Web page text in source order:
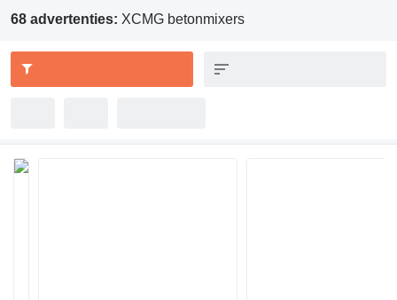
68 advertenties: XCMG betonmixers